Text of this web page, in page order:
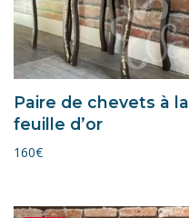
Paire de chevets à la
feuille d’or
160€